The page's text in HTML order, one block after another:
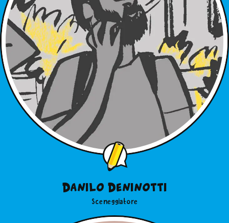
Danilo Deninotti
Sceneggiatore